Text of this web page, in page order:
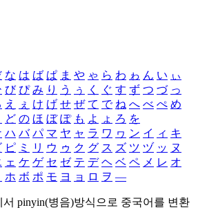
な は ば ぱ ま や ゃ ら わ ゎ ん い ぃ
び ぴ み り う ぅ く ぐ す ず つ づ っ
え ぇ け げ せ ぜ て で ね へ べ ぺ め
ど の ほ ぼ ぽ も よ ょ ろ を
ハ バ パ マ ヤ ャ ラ ワ ヮ ン イ ィ キ
ピ ミ リ ウ ゥ ク グ ス ズ ツ ヅ ッ ヌ
ェ ケ ゲ セ ゼ テ デ ヘ ベ ペ メ レ オ
ホ ボ ポ モ ヨ ョ ロ ヲ ―
서 pinyin(병음)방식으로 중국어를 변환